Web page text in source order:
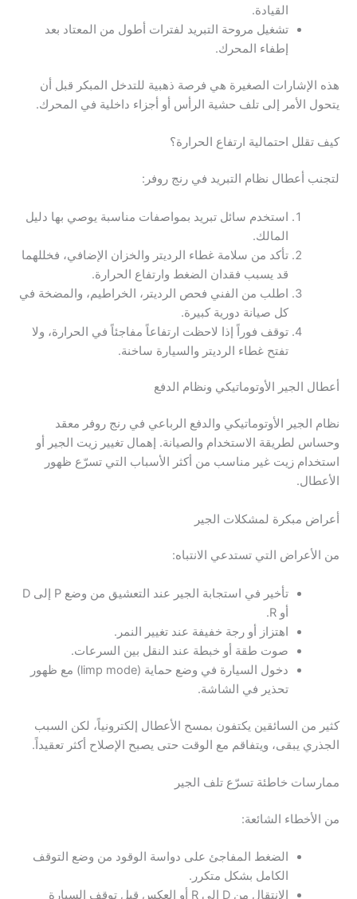
القيادة.
تشغيل مروحة التبريد لفترات أطول من المعتاد بعد
إطفاء المحرك.
هذه الإشارات الصغيرة هي فرصة ذهبية للتدخل المبكر قبل أن
يتحول الأمر إلى تلف حشية الرأس أو أجزاء داخلية في المحرك.
كيف تقلل احتمالية ارتفاع الحرارة؟
لتجنب أعطال نظام التبريد في رنج روفر:
استخدم سائل تبريد بمواصفات مناسبة يوصي بها دليل
المالك.
تأكد من سلامة غطاء الرديتر والخزان الإضافي، فخللهما
قد يسبب فقدان الضغط وارتفاع الحرارة.
اطلب من الفني فحص الرديتر، الخراطيم، والمضخة في
كل صيانة دورية كبيرة.
توقف فوراً إذا لاحظت ارتفاعاً مفاجئاً في الحرارة، ولا
تفتح غطاء الرديتر والسيارة ساخنة.
أعطال الجير الأوتوماتيكي ونظام الدفع
نظام الجير الأوتوماتيكي والدفع الرباعي في رنج روفر معقد
وحساس لطريقة الاستخدام والصيانة. إهمال تغيير زيت الجير أو
استخدام زيت غير مناسب من أكثر الأسباب التي تسرّع ظهور
الأعطال.
أعراض مبكرة لمشكلات الجير
من الأعراض التي تستدعي الانتباه:
تأخير في استجابة الجير عند التعشيق من وضع P إلى D
أو R.
اهتزاز أو رجة خفيفة عند تغيير النمر.
صوت طقة أو خبطة عند النقل بين السرعات.
دخول السيارة في وضع حماية (limp mode) مع ظهور
تحذير في الشاشة.
كثير من السائقين يكتفون بمسح الأعطال إلكترونياً، لكن السبب
الجذري يبقى، ويتفاقم مع الوقت حتى يصبح الإصلاح أكثر تعقيداً.
ممارسات خاطئة تسرّع تلف الجير
من الأخطاء الشائعة:
الضغط المفاجئ على دواسة الوقود من وضع التوقف
الكامل بشكل متكرر.
الانتقال من D إلى R أو العكس قبل توقف السيارة